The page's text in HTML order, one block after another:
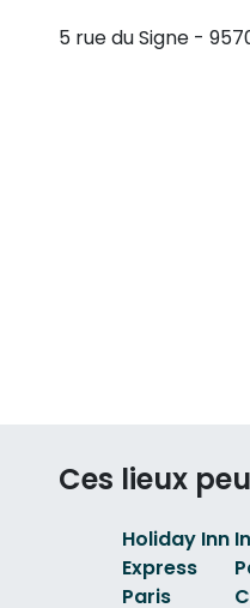
5 rue du Signe -
Ces lieux
Holiday Inn
Express
Paris